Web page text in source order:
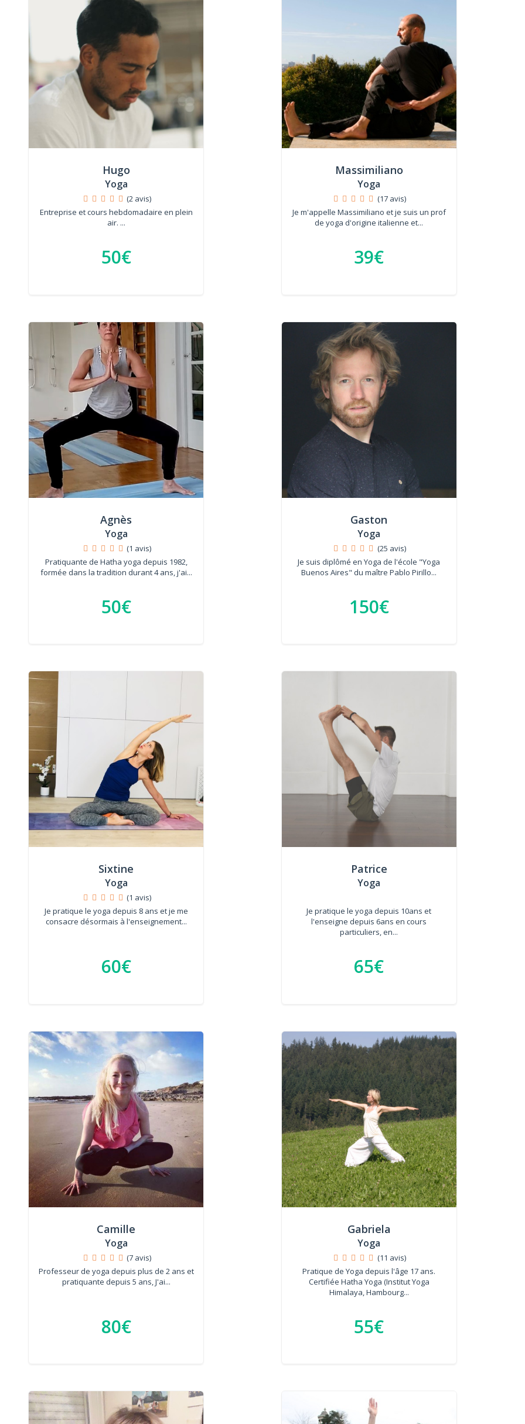
Hugo
Yoga
(2 avis)
Entreprise et cours hebdomadaire en plein
air. ...
50€
Massimiliano
Yoga
(17 avis)
Je m'appelle Massimiliano et je suis un prof
de yoga d'origine italienne et...
39€
Agnès
Yoga
(1 avis)
Pratiquante de Hatha yoga depuis 1982,
formée dans la tradition durant 4 ans, j'ai...
50€
Gaston
Yoga
(25 avis)
Je suis diplômé en Yoga de l'école "Yoga
Buenos Aires" du maître Pablo Pirillo...
150€
Sixtine
Yoga
(1 avis)
Je pratique le yoga depuis 8 ans et je me
consacre désormais à l'enseignement...
60€
Patrice
Yoga
Je pratique le yoga depuis 10ans et
l'enseigne depuis 6ans en cours
particuliers, en...
65€
Camille
Yoga
(7 avis)
Professeur de yoga depuis plus de 2 ans et
pratiquante depuis 5 ans, J'ai...
80€
Gabriela
Yoga
(11 avis)
Pratique de Yoga depuis l'âge 17 ans.
Certifiée Hatha Yoga (Institut Yoga
Himalaya, Hambourg...
55€